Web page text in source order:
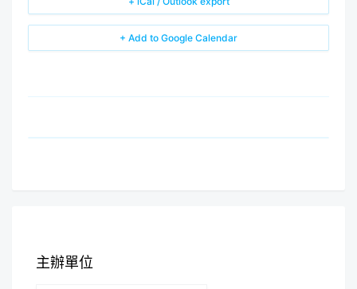
+ Add to Google Calendar
主辦單位